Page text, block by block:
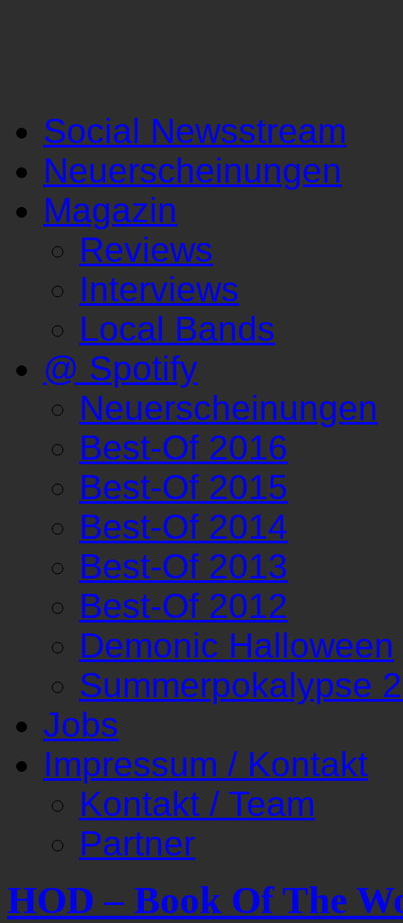
Social Newsstream
Neuerscheinungen
Magazin
Reviews
Interviews
Local Bands
@ Spotify
Neuerscheinungen
Best-Of 2016
Best-Of 2015
Best-Of 2014
Best-Of 2013
Best-Of 2012
Demonic Halloween
Summerpokalypse
Jobs
Impressum / Kontakt
Kontakt / Team
Partner
HOD – Book Of The